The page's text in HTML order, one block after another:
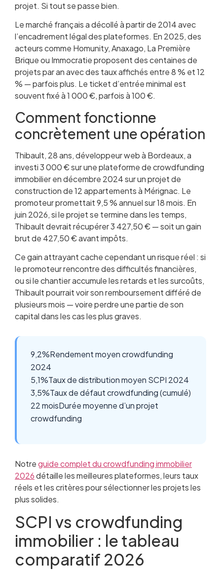
projet. Si tout se passe bien.
Le marché français a décollé à partir de 2014 avec
l’encadrement légal des plateformes. En 2025, des
acteurs comme Homunity, Anaxago, La Première
Brique ou Immocratie proposent des centaines de
projets par an avec des taux affichés entre 8 % et 12
% — parfois plus. Le ticket d’entrée minimal est
souvent fixé à 1 000 €, parfois à 100 €.
Comment fonctionne
concrètement une opération
Thibault, 28 ans, développeur web à Bordeaux, a
investi 3 000 € sur une plateforme de crowdfunding
immobilier en décembre 2024 sur un projet de
construction de 12 appartements à Mérignac. Le
promoteur promettait 9,5 % annuel sur 18 mois. En
juin 2026, si le projet se termine dans les temps,
Thibault devrait récupérer 3 427,50 € — soit un gain
brut de 427,50 € avant impôts.
Ce gain attrayant cache cependant un risque réel : si
le promoteur rencontre des difficultés financières,
ou si le chantier accumule les retards et les surcoûts,
Thibault pourrait voir son remboursement différé de
plusieurs mois — voire perdre une partie de son
capital dans les cas les plus graves.
9,2%Rendement moyen crowdfunding
2024
5,1%Taux de distribution moyen SCPI 2024
3,5%Taux de défaut crowdfunding (cumulé)
22 moisDurée moyenne d’un projet
crowdfunding
Notreguide complet du crowdfunding immobilier
2026détaille les meilleures plateformes, leurs taux
réels et les critères pour sélectionner les projets les
plus solides.
SCPI vs crowdfunding
immobilier : le tableau
comparatif 2026